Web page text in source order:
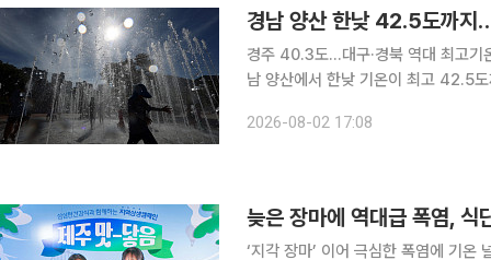
경남 양산 한낮 42.5도까지
경주 40.3도…대구·경북 역대 최고기
남 양산에서 한낮 기온이 최고 42.5
2일 기상청에 따르면 이날 오후 1시
2026-08-02 17:08
늦은 장마에 역대급 폭염, 식
‘지각 장마’ 이어 극심한 폭염에 기온